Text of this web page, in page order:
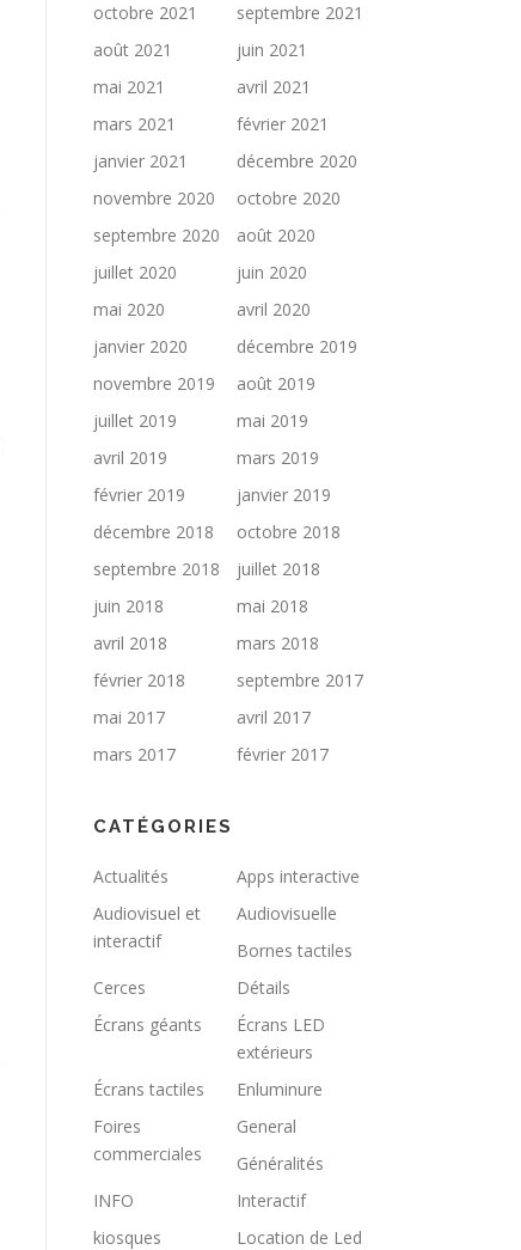
octobre 2021
septembre 2021
août 2021
juin 2021
mai 2021
avril 2021
mars 2021
février 2021
janvier 2021
décembre 2020
novembre 2020
octobre 2020
septembre 2020
août 2020
juillet 2020
juin 2020
mai 2020
avril 2020
janvier 2020
décembre 2019
novembre 2019
août 2019
juillet 2019
mai 2019
avril 2019
mars 2019
février 2019
janvier 2019
décembre 2018
octobre 2018
septembre 2018
juillet 2018
juin 2018
mai 2018
avril 2018
mars 2018
février 2018
septembre 2017
mai 2017
avril 2017
mars 2017
février 2017
CATÉGORIES
Actualités
Apps interactive
Audiovisuel et
interactif
Audiovisuelle
Bornes tactiles
Cerces
Détails
Écrans géants
Écrans LED
extérieurs
Écrans tactiles
Enluminure
Foires
commerciales
General
Généralités
INFO
Interactif
kiosques
Location de Led